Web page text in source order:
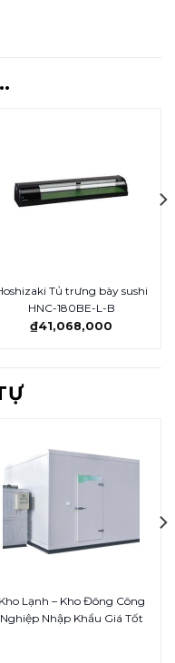
Tủ trưng bày sushi
HNC-180BE-L-B
₫41,068,000
Kho Lạnh – Kho Đông Công
Nghiệp Nhập Khẩu Giá Tốt